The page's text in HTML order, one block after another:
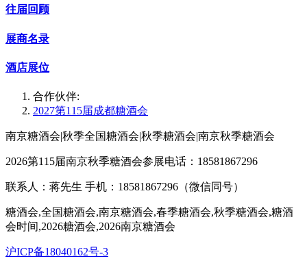
往届回顾
展商名录
酒店展位
合作伙伴:
2027第115届成都糖酒会
南京糖酒会|秋季全国糖酒会|秋季糖酒会|南京秋季糖酒会
2026第115届南京秋季糖酒会参展电话：18581867296
联系人：蒋先生 手机：18581867296（微信同号）
糖酒会,全国糖酒会,南京糖酒会,春季糖酒会,秋季糖酒会,糖酒
会时间,2026糖酒会,2026南京糖酒会
沪ICP备18040162号-3